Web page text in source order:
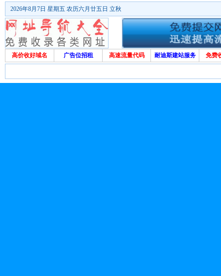
2026年8月7日 星期五 农历六月廿五日 立秋
高价收好域名 广告位招租 高速流量代码 耐迪斯建站服务 免费